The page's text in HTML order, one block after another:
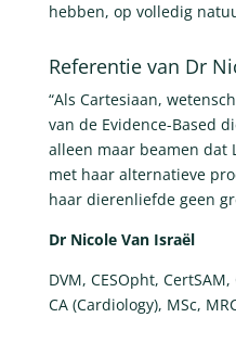
hebben, op volledig
Referentie van Dr
“Als Cartesiaan,
van de Evidence-Based
alleen maar beamen dat
met haar alternatieve
haar dierenliefde geen
Dr Nicole Van Israël
DVM, CESOpht,
CA (Cardiology), MSc,